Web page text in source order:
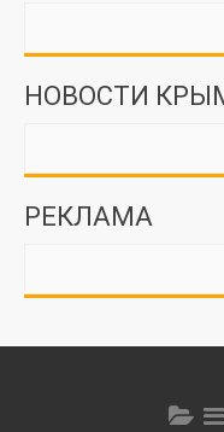
НОВОСТИ
РЕКЛАМА